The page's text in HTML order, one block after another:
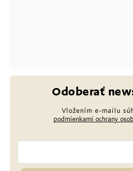
Odoberať
Vložením e-mailu
podmienkami ochrany